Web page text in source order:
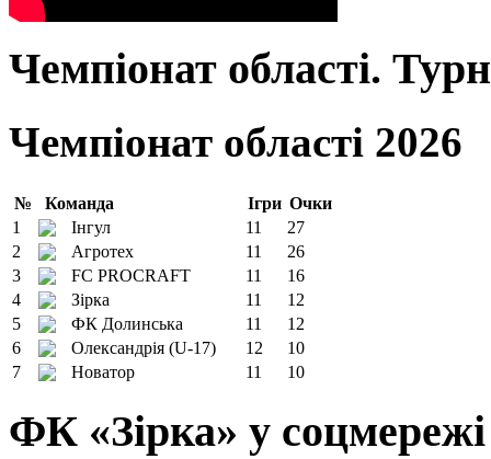
Чемпіонат області.
Чемпіонат області 2026
№ Команда Ігри Очки
1
Інгул 11
27
2
Агротех 11
26
3
FC PROCRAFT 11
16
4
Зірка 11
12
5
ФК Долинська 11
12
6
Олександрія (U-17) 12
10
7
Новатор 11 10
ФК «Зірка» у